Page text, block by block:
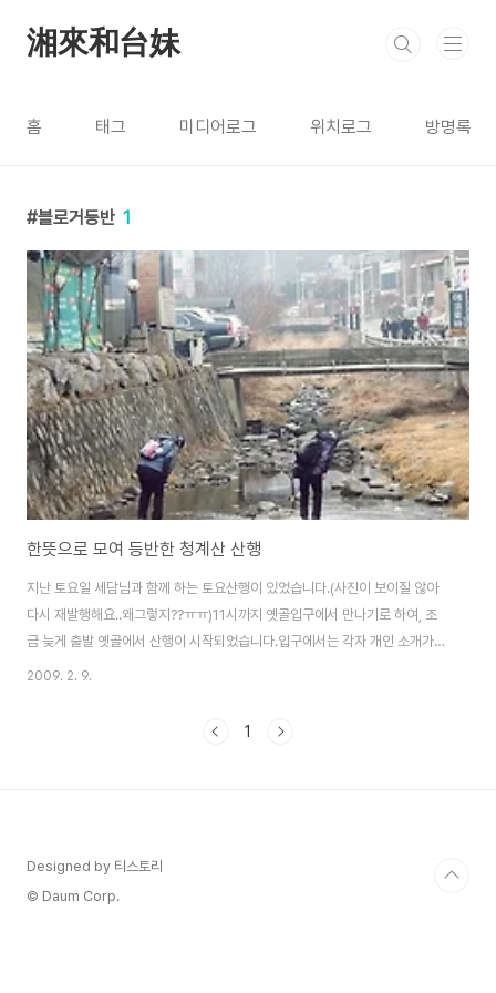
湘來和台妹
홈 태그 미디어로그 위치로그 방명록
블로거등반 1
한뜻으로 모여 등반한 청계산 산행
지난 토요일 세담님과 함께 하는 토요산행이 있었습니다.(사진이 보이질 않아
다시 재발행해요..왜그렇지??ㅠㅠ)11시까지 옛골입구에서 만나기로 하여, 조
금 늦게 출발 옛골에서 산행이 시작되었습니다.입구에서는 각자 개인 소개가
있었구요. 날씨가 흐렸습니다.죄송하지만 세담님 외 10명으로 할께요.(참여하
읍재-마왕굴-석기봉헬기장-이수봉-청계사 참여인원 : 총 11명소요시간 : 약
2009. 2. 9.
1
Designed by 티스토리
© Daum Corp.